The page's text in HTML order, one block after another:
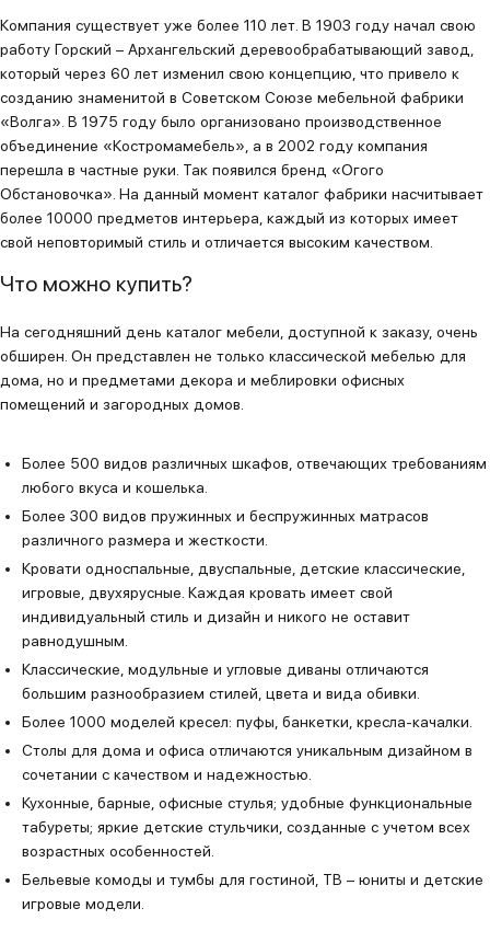
Компания существует уже более 110 лет. В 1903 году начал свою
работу Горский – Архангельский деревообрабатывающий завод,
который через 60 лет изменил свою концепцию, что привело к
созданию знаменитой в Советском Союзе мебельной фабрики
«Волга». В 1975 году было организовано производственное
объединение «Костромамебель», а в 2002 году компания
перешла в частные руки. Так появился бренд «Огого
Обстановочка». На данный момент каталог фабрики насчитывает
более 10000 предметов интерьера, каждый из которых имеет
свой неповторимый стиль и отличается высоким качеством.
Что можно купить?
На сегодняшний день каталог мебели, доступной к заказу, очень
обширен. Он представлен не только классической мебелью для
дома, но и предметами декора и меблировки офисных
помещений и загородных домов.
Более 500 видов различных шкафов, отвечающих требованиям
любого вкуса и кошелька.
Более 300 видов пружинных и беспружинных матрасов
различного размера и жесткости.
Кровати односпальные, двуспальные, детские классические,
игровые, двухярусные. Каждая кровать имеет свой
индивидуальный стиль и дизайн и никого не оставит
равнодушным.
Классические, модульные и угловые диваны отличаются
большим разнообразием стилей, цвета и вида обивки.
Более 1000 моделей кресел: пуфы, банкетки, кресла-качалки.
Столы для дома и офиса отличаются уникальным дизайном в
сочетании с качеством и надежностью.
Кухонные, барные, офисные стулья; удобные функциональные
табуреты; яркие детские стульчики, созданные с учетом всех
возрастных особенностей.
Бельевые комоды и тумбы для гостиной, ТВ – юниты и детские
игровые модели.